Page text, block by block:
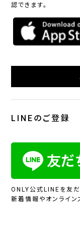
認できます。
LINEのご登録
ONLY公式LINEを友だ
新着情報やオンライン